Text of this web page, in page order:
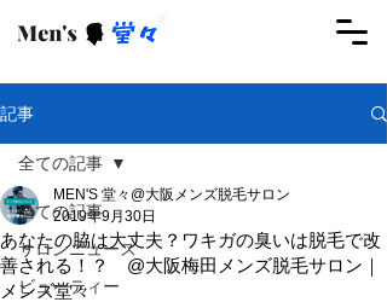
記事
全ての記事
サロンニュース
ビューティー
全ての記事
あなたの脇は大丈夫？ワキガの臭いは脱毛で改
善される！？ @大阪梅田メンズ脱毛サロン｜
メンズ堂々
MEN'S 堂々@大阪メンズ脱毛サロン
2019年9月30日